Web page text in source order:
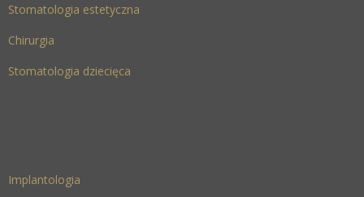
Stomatologia estetyczna
Chirurgia
Stomatologia dziecięca
Implantologia